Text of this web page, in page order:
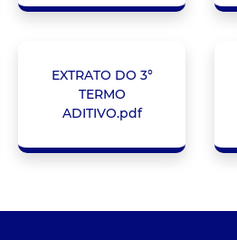
EXTRATO DO 3°
TERMO
ADITIVO.pdf